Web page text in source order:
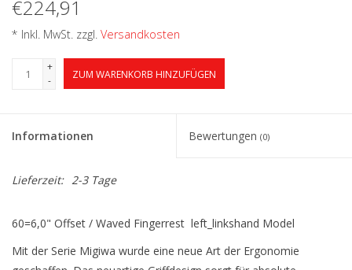
€224,91
* Inkl. MwSt. zzgl. Versandkosten
+
-
ZUM WARENKORB HINZUFÜGEN
Informationen Bewertungen (0)
Lieferzeit: 2-3 Tage
60=6,0" Offset / Waved Fingerrest left_linkshand Model
Mit der Serie Migiwa wurde eine neue Art der Ergonomie